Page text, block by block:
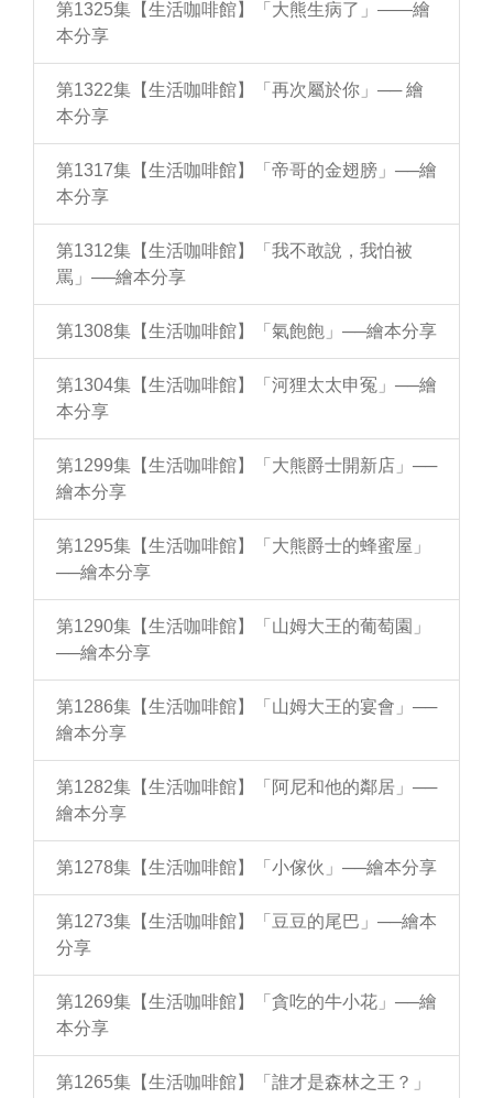
第1325集【生活咖啡館】「大熊生病了」——繪
本分享
第1322集【生活咖啡館】「再次屬於你」── 繪
本分享
第1317集【生活咖啡館】「帝哥的金翅膀」──繪
本分享
第1312集【生活咖啡館】「我不敢說，我怕被
罵」──繪本分享
第1308集【生活咖啡館】「氣飽飽」──繪本分享
第1304集【生活咖啡館】「河狸太太申冤」──繪
本分享
第1299集【生活咖啡館】「大熊爵士開新店」──
繪本分享
第1295集【生活咖啡館】「大熊爵士的蜂蜜屋」
──繪本分享
第1290集【生活咖啡館】「山姆大王的葡萄園」
──繪本分享
第1286集【生活咖啡館】「山姆大王的宴會」──
繪本分享
第1282集【生活咖啡館】「阿尼和他的鄰居」──
繪本分享
第1278集【生活咖啡館】「小傢伙」──繪本分享
第1273集【生活咖啡館】「豆豆的尾巴」──繪本
分享
第1269集【生活咖啡館】「貪吃的牛小花」──繪
本分享
第1265集【生活咖啡館】「誰才是森林之王？」